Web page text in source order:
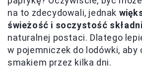
na to zdecydowali, jednak
świeżość i soczystość
naturalnej postaci. Dlatego
w pojemniczek do lodówki, aby
smakiem przez kilka dni.